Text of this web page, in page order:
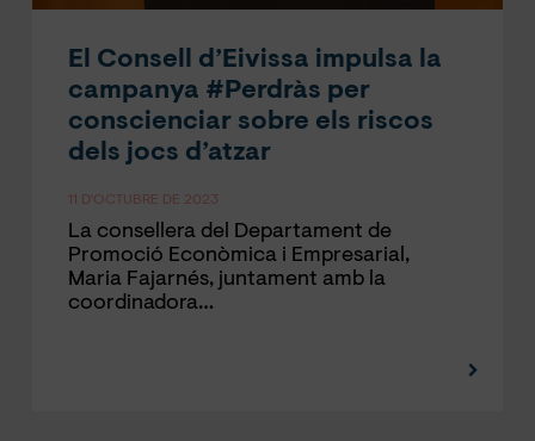
El Consell d’Eivissa impulsa la
campanya #Perdràs per
conscienciar sobre els riscos
dels jocs d’atzar
11 D'OCTUBRE DE 2023
La consellera del Departament de
Promoció Econòmica i Empresarial,
Maria Fajarnés, juntament amb la
coordinadora…